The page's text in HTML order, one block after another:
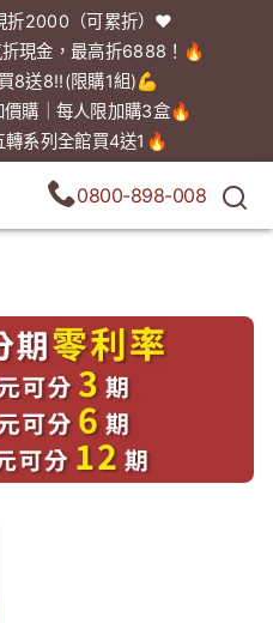
折2000（可累折）❤️
現金，最高折6888！🔥
8送8!!(限購1組)💪
購｜每人限加購3盒🔥
系列全館買4送1🔥
0800-898-008